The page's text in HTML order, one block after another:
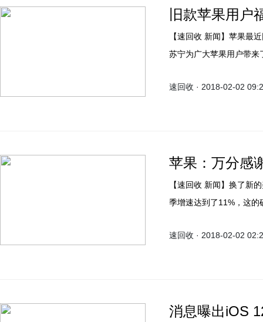
旧款苹果用户
【速回收 新闻】苹果最近因电池丑闻等安全和质量问题受到了不少批评。于此同时
苏宁为广大苹果用户带来
质保。
速回收 · 2018-02-02
苹果：万分感
【速回收 新闻】换了新的美女高管后，大中华区的营收立刻起到了提升，并且本财
季增速达到了11%，这的
连跌”。
速回收 · 2018-02-02
消息曝出iOS